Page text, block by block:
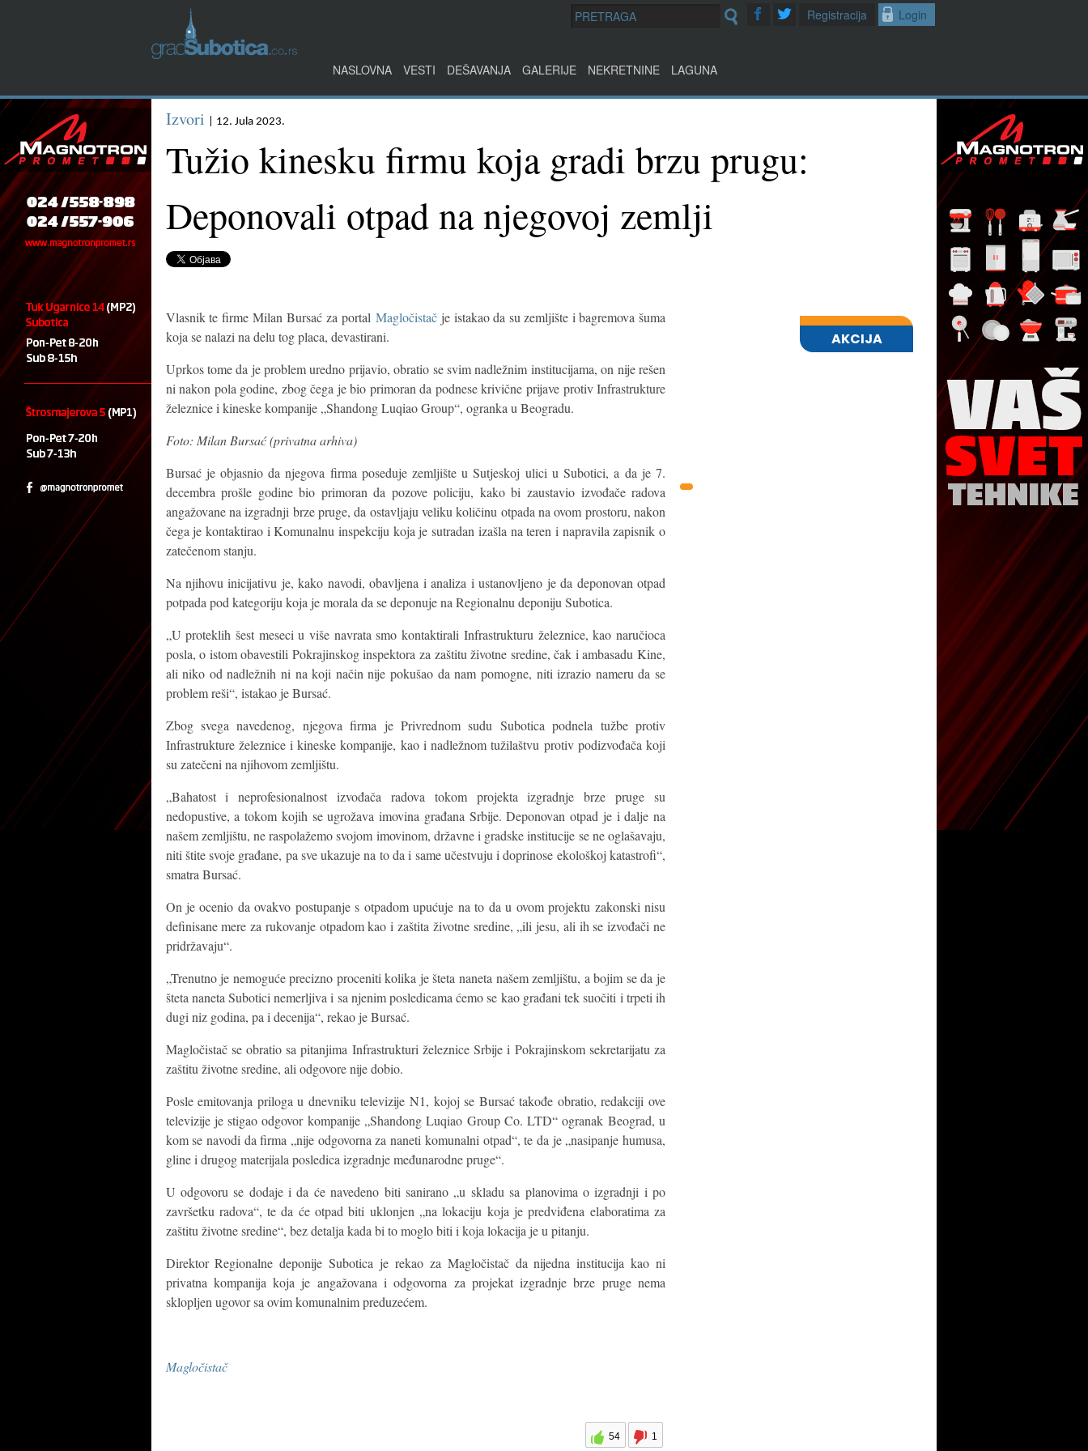
Login
Registracija
NASLOVNA VESTI DEŠAVANJA GALERIJE NEKRETNINE LAGUNA
Izvori | 12. Jula 2023.
Tužio kinesku firmu koja gradi brzu prugu:
Deponovali otpad na njegovoj zemlji
Vlasnik te firme Milan Bursać za portal Magločistačje istakao da su zemljište i bagremova šuma
koja se nalazi na delu tog placa, devastirani.
Uprkos tome da je problem uredno prijavio, obratio se svim nadležnim institucijama, on nije rešen
ni nakon pola godine, zbog čega je bio primoran da podnese krivične prijave protiv Infrastrukture
železnice i kineske kompanije „Shandong Luqiao Group“, ogranka u Beogradu.
Foto: Milan Bursać (privatna arhiva)
Bursać je objasnio da njegova firma poseduje zemljište u Sutjeskoj ulici u Subotici, a da je 7.
decembra prošle godine bio primoran da pozove policiju, kako bi zaustavio izvođače radova
angažovane na izgradnji brze pruge, da ostavljaju veliku količinu otpada na ovom prostoru, nakon
čega je kontaktirao i Komunalnu inspekciju koja je sutradan izašla na teren i napravila zapisnik o
zatečenom stanju.
Na njihovu inicijativu je, kako navodi, obavljena i analiza i ustanovljeno je da deponovan otpad
potpada pod kategoriju koja je morala da se deponuje na Regionalnu deponiju Subotica.
„U proteklih šest meseci u više navrata smo kontaktirali Infrastrukturu železnice, kao naručioca
posla, o istom obavestili Pokrajinskog inspektora za zaštitu životne sredine, čak i ambasadu Kine,
ali niko od nadležnih ni na koji način nije pokušao da nam pomogne, niti izrazio nameru da se
problem reši“, istakao je Bursać.
Zbog svega navedenog, njegova firma je Privrednom sudu Subotica podnela tužbe protiv
Infrastrukture železnice i kineske kompanije, kao i nadležnom tužilaštvu protiv podizvođača koji
su zatečeni na njihovom zemljištu.
„Bahatost i neprofesionalnost izvođača radova tokom projekta izgradnje brze pruge su
nedopustive, a tokom kojih se ugrožava imovina građana Srbije. Deponovan otpad je i dalje na
našem zemljištu, ne raspolažemo svojom imovinom, državne i gradske institucije se ne oglašavaju,
niti štite svoje građane, pa sve ukazuje na to da i same učestvuju i doprinose ekološkoj katastrofi“,
smatra Bursać.
On je ocenio da ovakvo postupanje s otpadom upućuje na to da u ovom projektu zakonski nisu
definisane mere za rukovanje otpadom kao i zaštita životne sredine, „ili jesu, ali ih se izvođači ne
pridržavaju“.
„Trenutno je nemoguće precizno proceniti kolika je šteta naneta našem zemljištu, a bojim se da je
šteta naneta Subotici nemerljiva i sa njenim posledicama ćemo se kao građani tek suočiti i trpeti ih
dugi niz godina, pa i decenija“, rekao je Bursać.
Magločistač se obratio sa pitanjima Infrastrukturi železnice Srbije i Pokrajinskom sekretarijatu za
zaštitu životne sredine, ali odgovore nije dobio.
Posle emitovanja priloga u dnevniku televizije N1, kojoj se Bursać takođe obratio, redakciji ove
televizije je stigao odgovor kompanije „Shandong Luqiao Group Co. LTD“ ogranak Beograd, u
kom se navodi da firma „nije odgovorna za naneti komunalni otpad“, te da je „nasipanje humusa,
gline i drugog materijala posledica izgradnje međunarodne pruge“.
U odgovoru se dodaje i da će navedeno biti sanirano „u skladu sa planovima o izgradnji i po
završetku radova“, te da će otpad biti uklonjen „na lokaciju koja je predviđena elaboratima za
zaštitu životne sredine“, bez detalja kada bi to moglo biti i koja lokacija je u pitanju.
Direktor Regionalne deponije Subotica je rekao za Magločistač da nijedna institucija kao ni
privatna kompanija koja je angažovana i odgovorna za projekat izgradnje brze pruge nema
sklopljen ugovor sa ovim komunalnim preduzećem.
Magločistač
54 1